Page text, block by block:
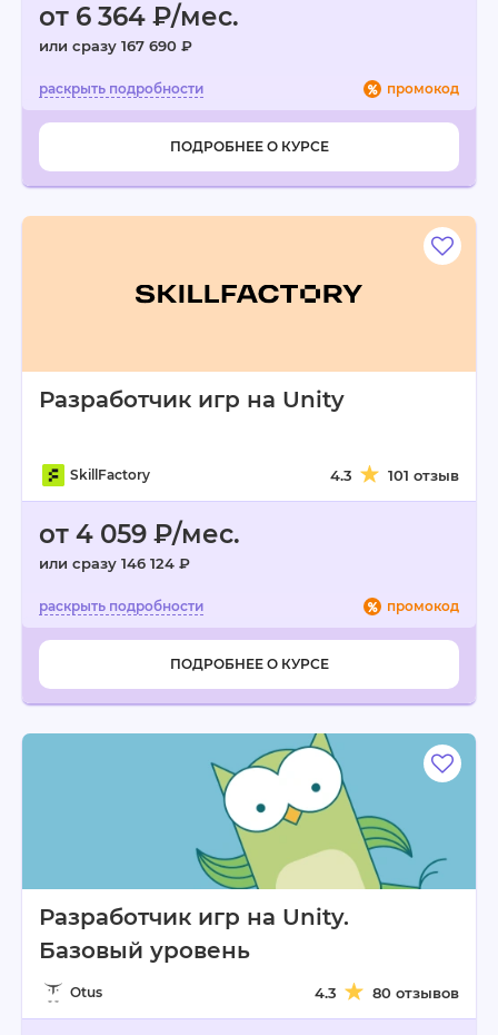
от 6 364 ₽/мес.
или сразу 167 690 ₽
промокод
ПОДРОБНЕЕ О КУРСЕ
Разработчик игр на Unity
SkillFactory 4.3 101 отзыв
от 4 059 ₽/мес.
или сразу 146 124 ₽
промокод
ПОДРОБНЕЕ О КУРСЕ
Разработчик игр на Unity.
Базовый уровень
Otus 4.3 80 отзывов